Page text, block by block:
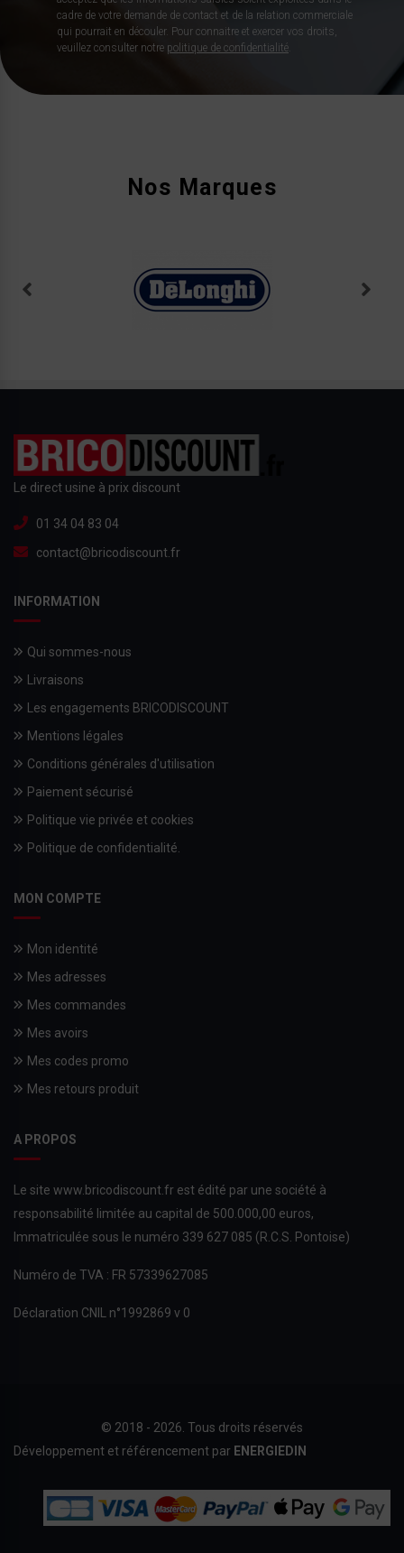
cadre de votre demande de contact et de la relation commerciale
qui pourrait en découler. Pour connaitre et exercer vos droits,
veuillez consulter notre politique de confidentialité
Nos Marques
Le direct usine à prix discount
01 34 04 83 04
contact@bricodiscount.fr
INFORMATION
Qui sommes-nous
Livraisons
Les engagements BRICODISCOUNT
Mentions légales
Conditions générales d'utilisation
Paiement sécurisé
Politique vie privée et cookies
Politique de confidentialité.
MON COMPTE
Mon identité
Mes adresses
Mes commandes
Mes avoirs
Mes codes promo
Mes retours produit
A PROPOS
Le site www.bricodiscount.fr est édité par une société à
responsabilité limitée au capital de 500.000,00 euros,
Immatriculée sous le numéro 339 627 085 (R.C.S. Pontoise)
Numéro de TVA : FR 57339627085
Déclaration CNIL n°1992869 v 0
© 2018 - 2026. Tous droits réservés
Développement et référencement par ENERGIEDIN